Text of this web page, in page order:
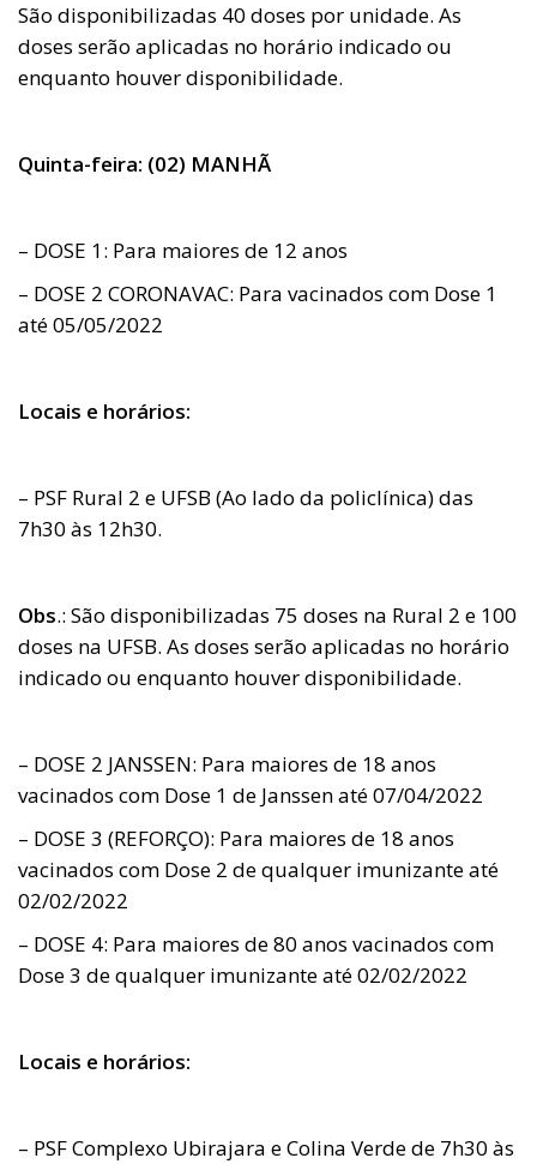
São disponibilizadas 40 doses por unidade. As
doses serão aplicadas no horário indicado ou
enquanto houver disponibilidade.
Quinta-feira: (02) MANHÃ
– DOSE 1: Para maiores de 12 anos
– DOSE 2 CORONAVAC: Para vacinados com Dose 1
até 05/05/2022
Locais e horários:
– PSF Rural 2 e UFSB (Ao lado da policlínica) das
7h30 às 12h30.
Obs.: São disponibilizadas 75 doses na Rural 2 e 100
doses na UFSB. As doses serão aplicadas no horário
indicado ou enquanto houver disponibilidade.
– DOSE 2 JANSSEN: Para maiores de 18 anos
vacinados com Dose 1 de Janssen até 07/04/2022
– DOSE 3 (REFORÇO): Para maiores de 18 anos
vacinados com Dose 2 de qualquer imunizante até
02/02/2022
– DOSE 4: Para maiores de 80 anos vacinados com
Dose 3 de qualquer imunizante até 02/02/2022
Locais e horários:
– PSF Complexo Ubirajara e Colina Verde de 7h30 às